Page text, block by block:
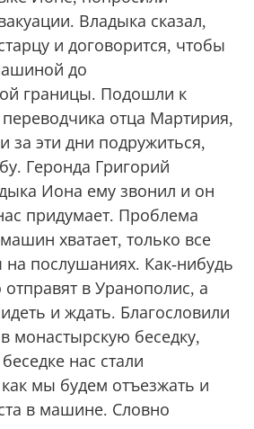
Ионе, попросили
Владыка сказал,
и договорится, чтобы
до
границы. Подошли к
отца Мартирия,
за эти дни подружиться,
Геронда Григорий
Иона ему звонил и он
придумает. Проблема
хватает, только все